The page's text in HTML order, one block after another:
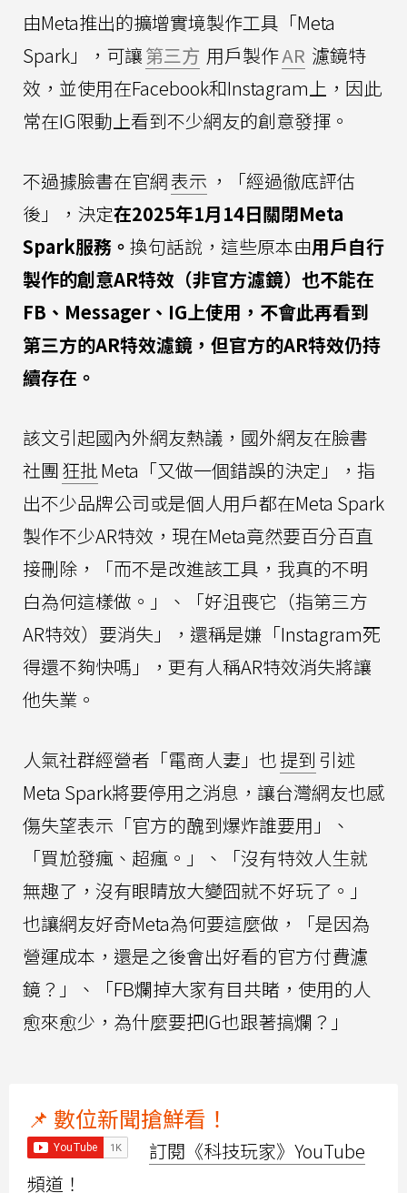
由Meta推出的擴增實境製作工具「Meta
Spark」，可讓第三方 用戶製作AR 濾鏡特
效，並使用在Facebook和Instagram上，因此
常在IG限動上看到不少網友的創意發揮。
不過據臉書在官網表示 ，「經過徹底評估
後」，決定在2025年1月14日關閉Meta
Spark服務。 換句話說，這些原本由用戶自行
製作的創意AR特效（非官方濾鏡）也不能在
FB、Messager、IG上使用，不會此再看到
第三方的AR特效濾鏡，但官方的AR特效仍持
續存在。
該文引起國內外網友熱議，國外網友在臉書
社團狂批Meta「又做一個錯誤的決定」，指
出不少品牌公司或是個人用戶都在Meta Spark
製作不少AR特效，現在Meta竟然要百分百直
接刪除，「而不是改進該工具，我真的不明
白為何這樣做。」、「好沮喪它（指第三方
AR特效）要消失」，還稱是嫌「Instagram死
得還不夠快嗎」，更有人稱AR特效消失將讓
他失業。
人氣社群經營者「電商人妻」也提到 引述
Meta Spark將要停用之消息，讓台灣網友也感
傷失望表示「官方的醜到爆炸誰要用」、
「買尬發瘋、超瘋。」、「沒有特效人生就
無趣了，沒有眼睛放大變囧就不好玩了。」
也讓網友好奇Meta為何要這麼做，「是因為
營運成本，還是之後會出好看的官方付費濾
鏡？」、「FB爛掉大家有目共睹，使用的人
愈來愈少，為什麼要把IG也跟著搞爛？」
📌 數位新聞搶鮮看！
訂閱《科技玩家》YouTube
頻道！